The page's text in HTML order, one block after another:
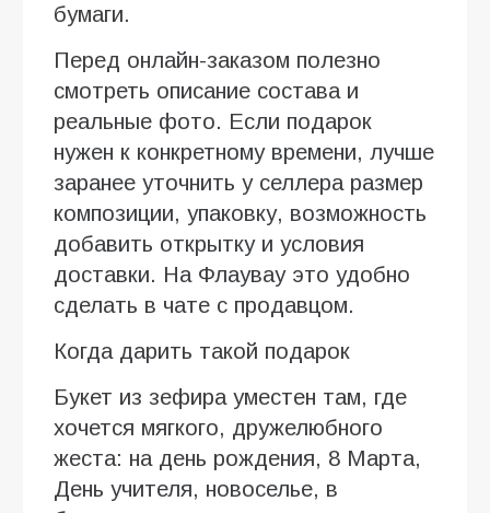
бумаги.
Перед онлайн-заказом полезно
смотреть описание состава и
реальные фото. Если подарок
нужен к конкретному времени, лучше
заранее уточнить у селлера размер
композиции, упаковку, возможность
добавить открытку и условия
доставки. На Флаувау это удобно
сделать в чате с продавцом.
Когда дарить такой подарок
Букет из зефира уместен там, где
хочется мягкого, дружелюбного
жеста: на день рождения, 8 Марта,
День учителя, новоселье, в